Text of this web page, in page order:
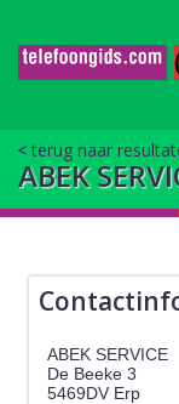
terug naar
ABEK
ABEK SERVICE
De Beeke 3
5469DV Erp